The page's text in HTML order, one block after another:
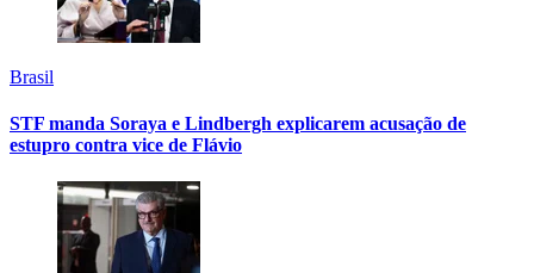
Brasil
STF manda Soraya e Lindbergh explicarem acusação de
estupro contra vice de Flávio